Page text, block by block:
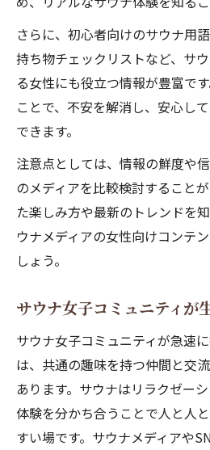
さらに、初心者向けのサウナ用
持ち物チェックリストなど、サ
る女性にも役立つ情報が豊富で
ことで、不安を解消し、安心し
できます。
注意点としては、情報の鮮度や
のメディアを比較検討すること
た楽しみ方や最新のトレンドを
ウナメディアの女性向けコンテ
しょう。
サウナ女子コミュニティが
サウナ女子コミュニティが急速
は、共通の趣味を持つ仲間と交
あります。サウナはリラクゼー
体験を分かち合うことで人と人
すい場です。サウナメディアや